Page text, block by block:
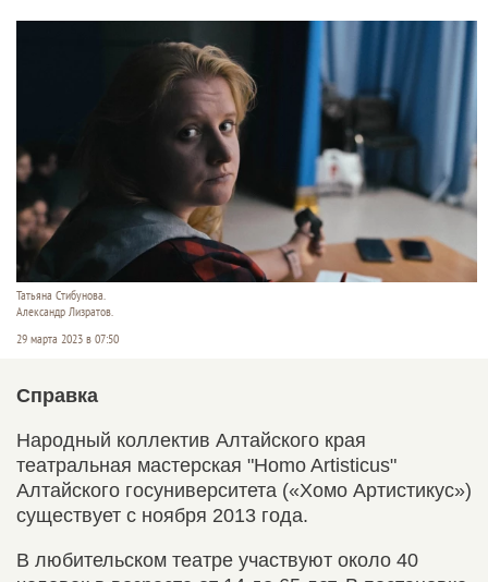
Татьяна Стибунова.
Александр Лизратов.
29 марта 2023 в 07:50
Справка
Народный коллектив Алтайского края
театральная мастерская "Homo Artisticus"
Алтайского госуниверситета («Хомо Артистикус»)
существует с ноября 2013 года.
В любительском театре участвуют около 40